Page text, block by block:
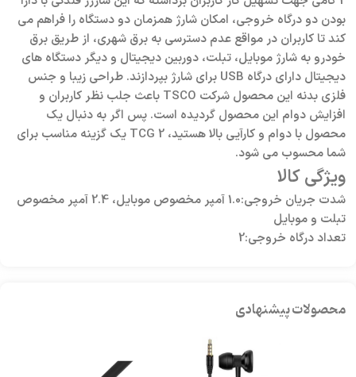
بودن دو درگاه خروجی، امکان شارژ همزمان دو دستگاه را فراهم می
کند تا کاربران در مواقع عدم دسترسی به برق شهری، از طریق برق
خودرو به شارژ موبایل، تبلت، دوربین دیجیتال و دیگر دستگاه های
دیجیتال دارای درگاه USB برای شارژ بپردازند. طراحی زیبا و جنس
فلزی بدنه این محصول شرکت TSCO باعث جلب نظر کاربران و
افزایش دوام این محصول گردیده است. پس اگر به دنبال یک
محصول با دوام و کارآیی بالا هستید، TCG 2 یک گزینه مناسب برای
شما محسوب می شود.
ویژگی کالا
شدت جریان خروجی:1.0 آمپر مخصوص موبایل، 2.4 آمپر مخصوص
تبلت و موبایل
تعداد درگاه خروجی:2
محصولات پیشنهادی